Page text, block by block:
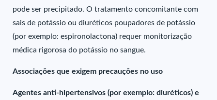
pode ser precipitado. O tratamento concomitante com
sais de potássio ou diuréticos poupadores de potássio
(por exemplo: espironolactona) requer monitorização
médica rigorosa do potássio no sangue.
Associações que exigem precauções no uso
Agentes anti-hipertensivos (por exemplo: diuréticos) e